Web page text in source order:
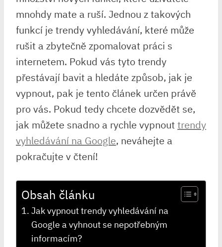
mnohdy mate a ruší. Jednou z takových
funkcí je trendy vyhledávání, které může
rušit a zbytečně zpomalovat práci s
internetem. Pokud vás tyto trendy
přestávají bavit a hledáte způsob, jak je
vypnout, pak je tento článek určen právě
pro vás. Pokud tedy chcete dozvědět se,
jak můžete snadno a rychle vypnouttrendy
vyhledávání na Google, neváhejte a
pokračujte v čtení!
Obsah článku
Jak vypnout trendy vyhledávání na
Google a vyhnout se nepotřebným
informacím?